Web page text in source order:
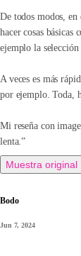
De todos modos, en
hacer cosas básicas
ejemplo la
A veces es más
por ejemplo. Toda,
Mi reseña con
lenta.”
Muestra original
Bodo
Jun 7, 2024